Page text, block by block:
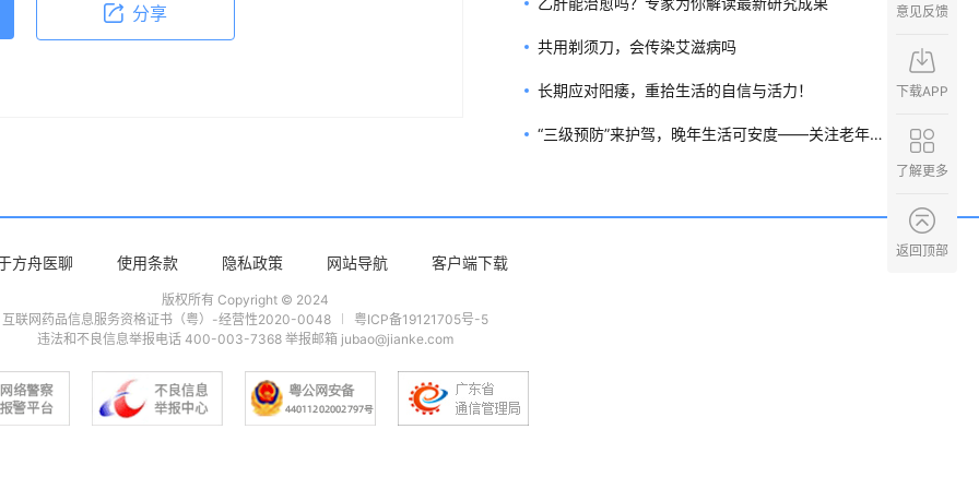
分享
共用剃须刀，会传染艾滋病吗
长期应对阳痿，重拾生活的自信与活力！
“三级预防”来护驾，晚年生活可安度——关注老年
方舟医聊 使用条款 隐私政策 网站导航 客户端下载
版权所有 Copyright © 2024
互联网药品信息服务资格证书（粤）-经营性2020-0048
粤ICP备19121705号-5
违法和不良信息举报电话 400-003-7368 举报邮箱 jubao@jianke.com
意见反馈
下载APP
了解更多
返回顶部